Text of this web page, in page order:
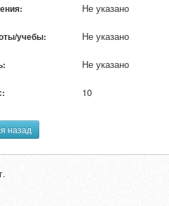
Не указано
учебы: Не указано
Не указано
10
назад